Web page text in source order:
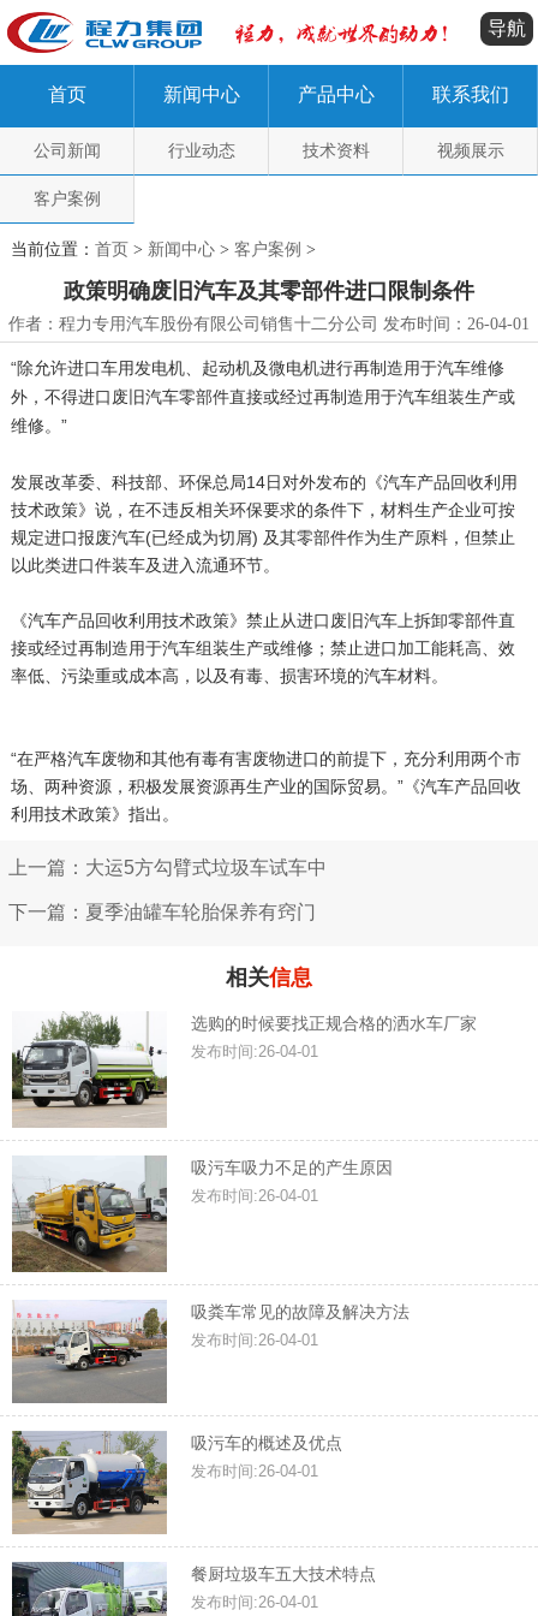
导航
首页 新闻中心 产品中心 联系我们
公司新闻 行业动态 技术资料 视频展示
客户案例
当前位置： 首页> 新闻中心> 客户案例 >
政策明确废旧汽车及其零部件进口限制条件
作者：程力专用汽车股份有限公司销售十二分公司 发布时间：26-04-01
“除允许进口车用发电机、起动机及微电机进行再制造用于汽车维修
外，不得进口废旧汽车零部件直接或经过再制造用于汽车组装生产或
维修。”
发展改革委、科技部、环保总局14日对外发布的《汽车产品回收利用
技术政策》说，在不违反相关环保要求的条件下，材料生产企业可按
规定进口报废汽车(已经成为切屑) 及其零部件作为生产原料，但禁止
以此类进口件装车及进入流通环节。
《汽车产品回收利用技术政策》禁止从进口废旧汽车上拆卸零部件直
接或经过再制造用于汽车组装生产或维修；禁止进口加工能耗高、效
率低、污染重或成本高，以及有毒、损害环境的汽车材料。
“在严格汽车废物和其他有毒有害废物进口的前提下，充分利用两个市
场、两种资源，积极发展资源再生产业的国际贸易。”《汽车产品回收
利用技术政策》指出。
上一篇：大运5方勾臂式垃圾车试车中
下一篇：夏季油罐车轮胎保养有窍门
相关信息
选购的时候要找正规合格的洒水车厂家
发布时间:26-04-01
吸污车吸力不足的产生原因
发布时间:26-04-01
吸粪车常见的故障及解决方法
发布时间:26-04-01
吸污车的概述及优点
发布时间:26-04-01
餐厨垃圾车五大技术特点
发布时间:26-04-01